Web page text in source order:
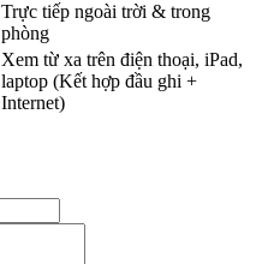
Trực tiếp ngoài trời & trong
phòng
Xem từ xa trên điện thoại, iPad,
laptop (Kết hợp đầu ghi +
Internet)